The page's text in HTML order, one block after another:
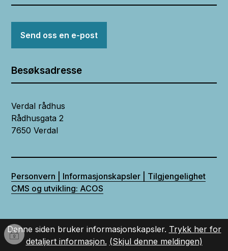
Send oss en e-post
Besøksadresse
Verdal rådhus
Rådhusgata 2
7650 Verdal
Personvern | Informasjonskapsler | Tilgjengelighet
CMS og utvikling: ACOS
I
Denne siden bruker informasjonskapsler. Trykk her for
detaljert informasjon. (Skjul denne meldingen)